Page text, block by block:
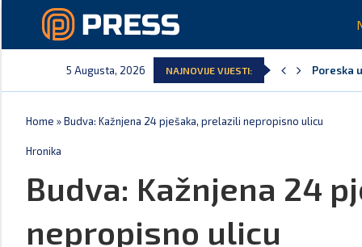
5 Augusta, 2026 NAJNOVIJE VIJESTI:
Poreska
Laković:
Crna
EPCG:
Spajić:
Home »Budva: Kažnjena 24 pješaka, prelazili nepropisno ulicu
Hronika
Budva: Kažnjena 24
nepropisno ulicu